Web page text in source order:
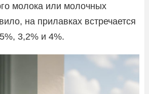
молока или молочных
на прилавках встречается
3,2% и 4%.